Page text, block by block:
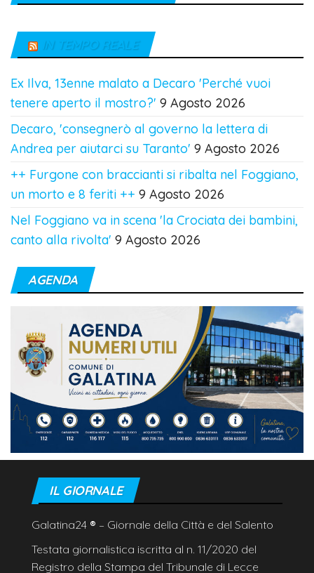
IN TEMPO REALE
Ex Ilva, 13enne malato a Decaro 'Perché vuoi
tenere aperto il mostro?' 9 Agosto 2026
Decaro, 'consegnerò al governo la lettera di
Andrea per aiutarci su Taranto' 9 Agosto 2026
++ Furgone con braccianti si ribalta nel Foggiano,
un morto e 8 feriti ++ 9 Agosto 2026
Nel Foggiano va in scena 'la Crociata dei bambini,
canto alla rivolta' 9 Agosto 2026
AGENDA
IL GIORNALE
Galatina24 ® – Giornale della Città e del Salento
Testata giornalistica iscritta al n. 11/2020 del
Registro della Stampa del Tribunale di Lecce